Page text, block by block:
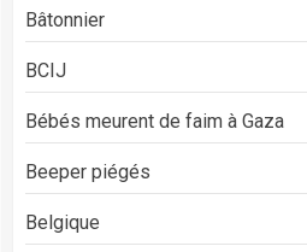
Bâtonnier
BCIJ
Bébés meurent de faim à Gaza
Beeper piégés
Belgique